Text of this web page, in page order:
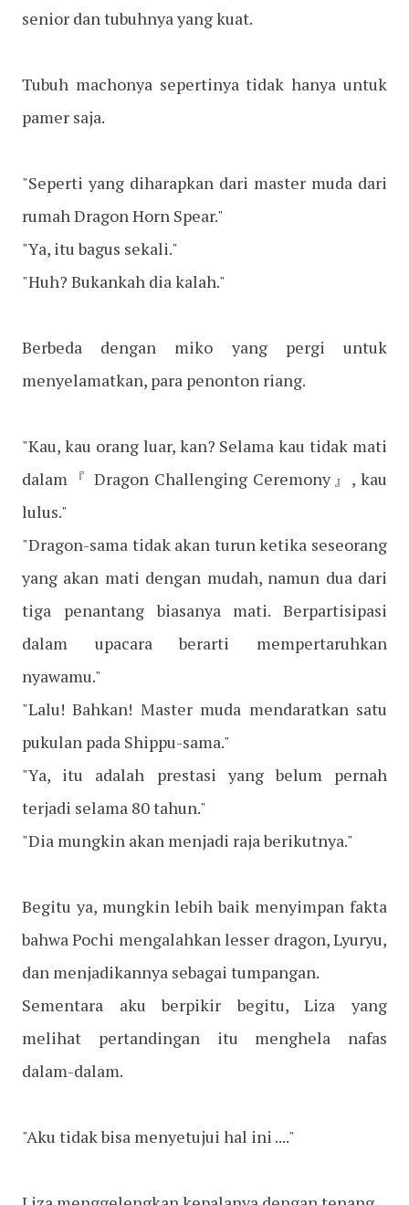
senior dan tubuhnya yang kuat.
Tubuh machonya sepertinya tidak hanya untuk
pamer saja.
"Seperti yang diharapkan dari master muda dari
rumah Dragon Horn Spear."
"Ya, itu bagus sekali."
"Huh? Bukankah dia kalah."
Berbeda dengan miko yang pergi untuk
menyelamatkan, para penonton riang.
"Kau, kau orang luar, kan? Selama kau tidak mati
dalam『 Dragon Challenging Ceremony』, kau
lulus."
"Dragon-sama tidak akan turun ketika seseorang
yang akan mati dengan mudah, namun dua dari
tiga penantang biasanya mati. Berpartisipasi
dalam upacara berarti mempertaruhkan
nyawamu."
"Lalu! Bahkan! Master muda mendaratkan satu
pukulan pada Shippu-sama."
"Ya, itu adalah prestasi yang belum pernah
terjadi selama 80 tahun."
"Dia mungkin akan menjadi raja berikutnya."
Begitu ya, mungkin lebih baik menyimpan fakta
bahwa Pochi mengalahkan lesser dragon, Lyuryu,
dan menjadikannya sebagai tumpangan.
Sementara aku berpikir begitu, Liza yang
melihat pertandingan itu menghela nafas
dalam-dalam.
"Aku tidak bisa menyetujui hal ini ...."